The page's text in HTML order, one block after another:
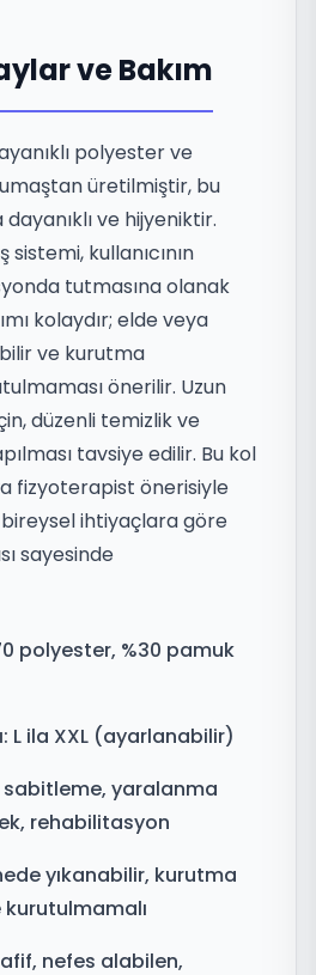
ve Bakım
polyester ve
üretilmiştir, bu
ve hijyeniktir.
kullanıcının
tutmasına olanak
kolaydır; elde veya
ve kurutma
önerilir. Uzun
düzenli temizlik ve
tavsiye edilir. Bu kol
fizyoterapist önerisiyle
bireysel ihtiyaçlara göre
sayesinde
polyester, %30 pamuk
L ila XXL (ayarlanabilir)
sabitleme, yaralanma
rehabilitasyon
yıkanabilir, kurutma
nefes alabilen,